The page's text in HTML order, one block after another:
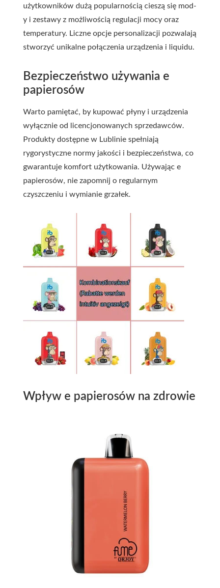
użytkowników dużą popularnością cieszą się mod-
y i zestawy z możliwością regulacji mocy oraz
temperatury. Liczne opcje personalizacji pozwalają
stworzyć unikalne połączenia urządzenia i liquidu.
Bezpieczeństwo używania e
papierosów
Warto pamiętać, by kupować płyny i urządzenia
wyłącznie od licencjonowanych sprzedawców.
Produkty dostępne w Lublinie spełniają
rygorystyczne normy jakości i bezpieczeństwa, co
gwarantuje komfort użytkowania. Używając e
papierosów, nie zapomnij o regularnym
czyszczeniu i wymianie grzałek.
Wpływ e papierosów na zdrowie